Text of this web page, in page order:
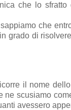
che lo sfratto
che
grado di
il nome
ne scusiamo
avessero